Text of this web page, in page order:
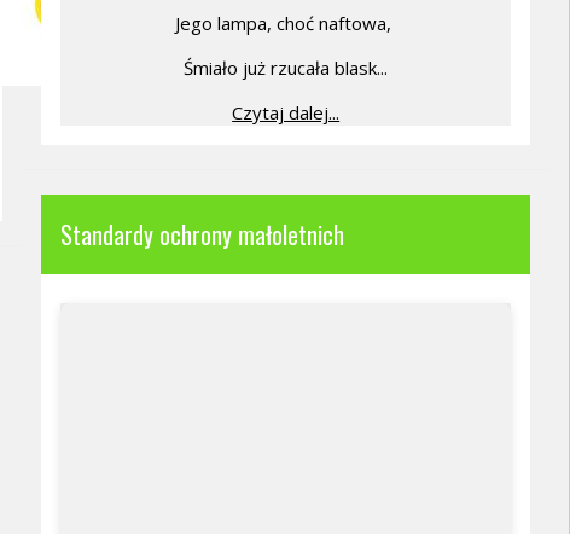
Jego lampa, choć naftowa,
Śmiało już rzucała blask...
Czytaj dalej...
Standardy ochrony małoletnich